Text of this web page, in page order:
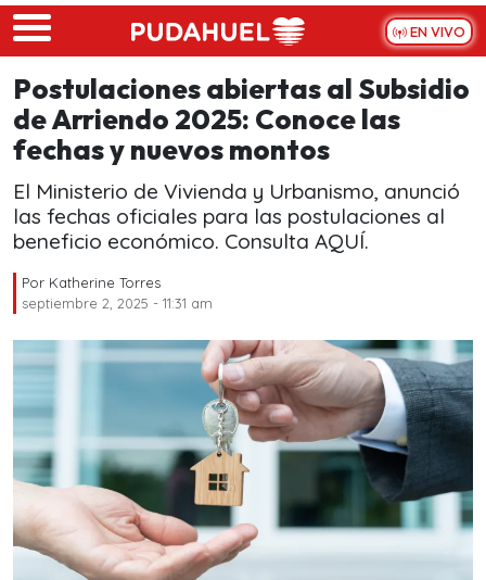
Skip to main content
EN VIVO
Postulaciones abiertas al Subsidio
de Arriendo 2025: Conoce las
fechas y nuevos montos
El Ministerio de Vivienda y Urbanismo, anunció
las fechas oficiales para las postulaciones al
beneficio económico. Consulta AQUÍ.
Por Katherine Torres
septiembre 2, 2025 - 11:31 am